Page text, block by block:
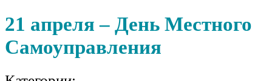
21 апреля – День Местного
Самоуправления